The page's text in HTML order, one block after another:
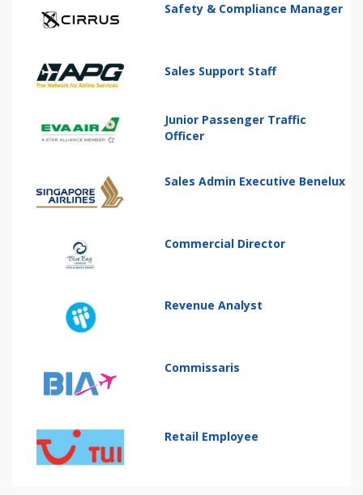
Safety & Compliance Manager
Sales Support Staff
Junior Passenger Traffic
Officer
Sales Admin Executive Benelux
Commercial Director
Revenue Analyst
Commissaris
Retail Employee